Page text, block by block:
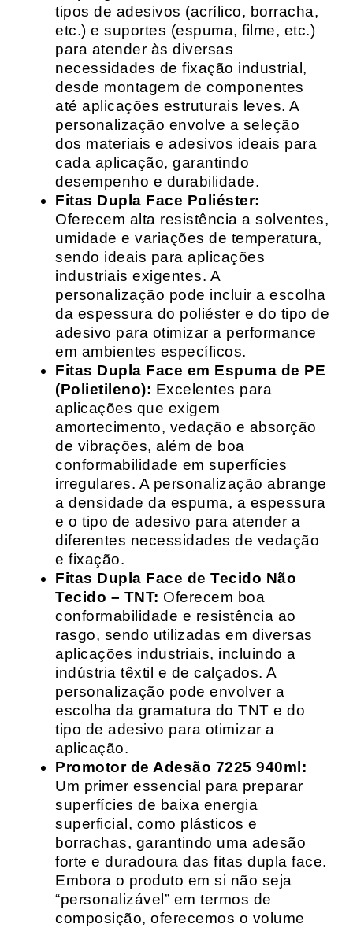
tipos de adesivos (acrílico, borracha,
etc.) e suportes (espuma, filme, etc.)
para atender às diversas
necessidades de fixação industrial,
desde montagem de componentes
até aplicações estruturais leves. A
personalização envolve a seleção
dos materiais e adesivos ideais para
cada aplicação, garantindo
desempenho e durabilidade.
Fitas Dupla Face Poliéster:
Oferecem alta resistência a solventes,
umidade e variações de temperatura,
sendo ideais para aplicações
industriais exigentes. A
personalização pode incluir a escolha
da espessura do poliéster e do tipo de
adesivo para otimizar a performance
em ambientes específicos.
Fitas Dupla Face em Espuma de PE
(Polietileno): Excelentes para
aplicações que exigem
amortecimento, vedação e absorção
de vibrações, além de boa
conformabilidade em superfícies
irregulares. A personalização abrange
a densidade da espuma, a espessura
e o tipo de adesivo para atender a
diferentes necessidades de vedação
e fixação.
Fitas Dupla Face de Tecido Não
Tecido – TNT: Oferecem boa
conformabilidade e resistência ao
rasgo, sendo utilizadas em diversas
aplicações industriais, incluindo a
indústria têxtil e de calçados. A
personalização pode envolver a
escolha da gramatura do TNT e do
tipo de adesivo para otimizar a
aplicação.
Promotor de Adesão 7225 940ml:
Um primer essencial para preparar
superfícies de baixa energia
superficial, como plásticos e
borrachas, garantindo uma adesão
forte e duradoura das fitas dupla face.
Embora o produto em si não seja
“personalizável” em termos de
composição, oferecemos o volume